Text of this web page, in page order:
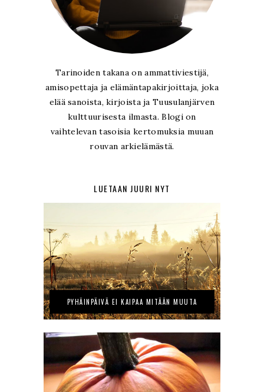
Tarinoiden takana on ammattiviestijä,
amisopettaja ja elämäntapakirjoittaja, joka
elää sanoista, kirjoista ja Tuusulanjärven
kulttuurisesta ilmasta. Blogi on
vaihtelevan tasoisia kertomuksia muuan
rouvan arkielämästä.
LUETAAN JUURI NYT
PYHÄINPÄIVÄ EI KAIPAA MITÄÄN MUUTA